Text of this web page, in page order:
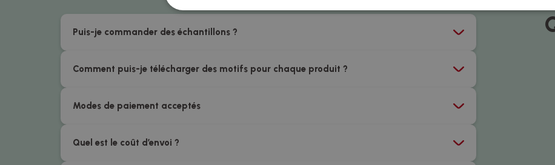
Puis-je commander des échantillons ?
Comment puis-je télécharger des motifs pour chaque produit ?
Modes de paiement acceptés
Quel est le coût d’envoi ?